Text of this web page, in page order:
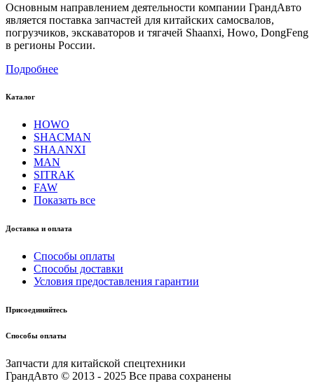
Основным направлением деятельности компании ГрандАвто
является поставка запчастей для китайских самосвалов,
погрузчиков, экскаваторов и тягачей Shaanxi, Howo, DongFeng
в регионы России.
Подробнее
Каталог
HOWO
SHACMAN
SHAANXI
MAN
SITRAK
FAW
Показать все
Доставка и оплата
Способы оплаты
Способы доставки
Условия предоставления гарантии
Присоединяйтесь
Способы оплаты
Запчасти для китайской спецтехники
ГрандАвто © 2013 - 2025 Все права сохранены